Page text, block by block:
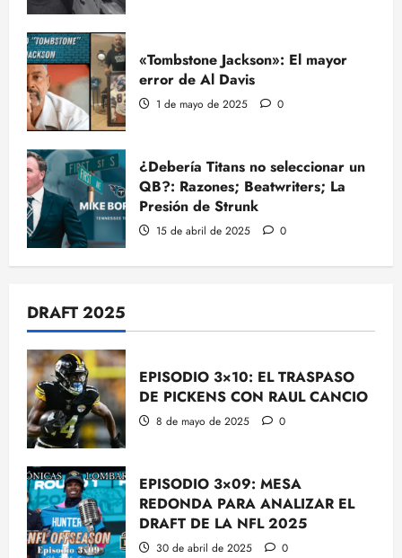
«Tombstone Jackson»: El mayor
error de Al Davis
1 de mayo de 2025 0
¿Debería Titans no seleccionar un
QB?: Razones; Beatwriters; La
Presión de Strunk
15 de abril de 2025 0
DRAFT 2025
EPISODIO 3×10: EL TRASPASO
DE PICKENS CON RAUL CANCIO
8 de mayo de 2025 0
EPISODIO 3×09: MESA
REDONDA PARA ANALIZAR EL
DRAFT DE LA NFL 2025
30 de abril de 2025 0